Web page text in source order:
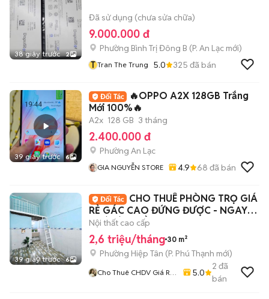
38 giây trước 2
Đã sử dụng (chưa sửa chữa)
9.000.000 đ
Phường Bình Trị Đông B (P. An Lạc mới)
T Tran The Trung 5.0 325 đã bán
39 giây trước 6
🔥OPPO A2X 128GB Trắng
Mới 100%🔥
A2x 128 GB 3 tháng
2.400.000 đ
Phường An Lạc
GIA NGUYỄN STORE 4.9 68 đã bán
39 giây trước 6
CHO THUÊ PHÒNG TRỌ GIÁ
RẺ GÁC CAO ĐỨNG ĐƯỢC - NGAY
HOÀ BÌNH ĐẦM SEN
Nội thất cao cấp
2,6 triệu/tháng 30 m²
Phường Hiệp Tân (P. Phú Thạnh mới)
Cho Thuê CHDV Giá Rẻ
5.0
2 đã
bán